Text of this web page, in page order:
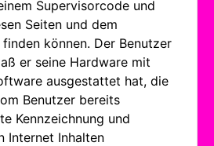
Supervisorcode und
Seiten und dem
können. Der Benutzer
er seine Hardware mit
ausgestattet hat, die
Benutzer bereits
Kennzeichnung und
Internet Inhalten